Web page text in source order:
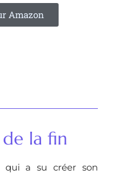
Amazon
la fin​
qui a su créer son